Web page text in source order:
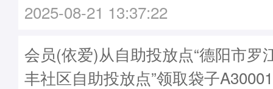
2025-08-21 13:37:22
会员(依爱)从自助投放点“德阳市罗
丰社区自助投放点”领取袋子